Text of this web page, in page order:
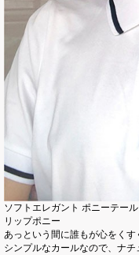
ソフトエレガント ポニーテー
リップポニー
あっという間に誰もが心をく
シンプルなカールなので、ナチ